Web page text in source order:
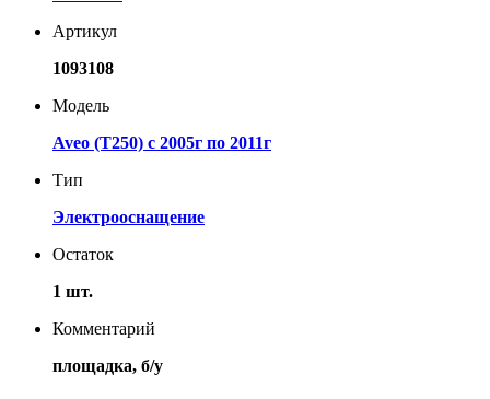
Артикул
1093108
Модель
Aveo (T250) с 2005г по 2011г
Тип
Электрооснащение
Остаток
1 шт.
Комментарий
площадка, б/у